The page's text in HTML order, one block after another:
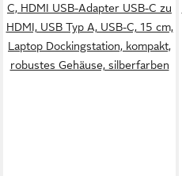
C, HDMI USB-Adapter USB-C zu
HDMI, USB Typ A, USB-C, 15 cm,
Laptop Dockingstation, kompakt,
robustes Gehäuse, silberfarben